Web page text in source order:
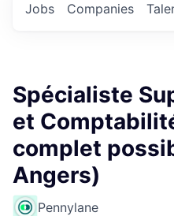
Jobs Companies
Spécialiste
et
complet
Angers)
Pennylane